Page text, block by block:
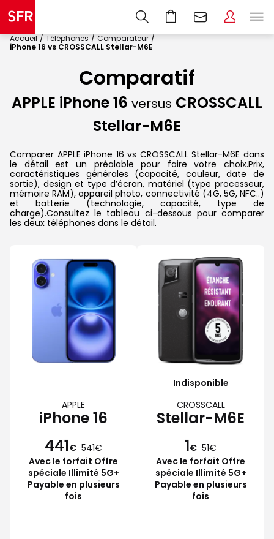
Accueil Téléphones
Comparateur
iPhone 16 vs CROSSCALL Stellar-M6E
Comparatif
APPLE iPhone 16 versus CROSSCALL
Stellar-M6E
Comparer APPLE iPhone 16 vs CROSSCALL Stellar-M6E dans
le détail est un préalable pour faire votre choix.Prix,
caractéristiques générales (capacité, couleur, date de
sortie), design et type d’écran, matériel (type processeur,
mémoire RAM), appareil photo, connectivité (4G, 5G, NFC..)
et batterie (technologie, capacité, type de
charge).Consultez le tableau ci-dessous pour comparer
les deux téléphones dans le détail.
APPLE
iPhone 16
441€ 541
Avec le forfait Offre
spéciale Illimité 5G+
Payable en plusieurs
fois
Indisponible
CROSSCALL
Stellar-M6E
1€ 51
Avec le forfait Offre
spéciale Illimité 5G+
Payable en plusieurs
fois